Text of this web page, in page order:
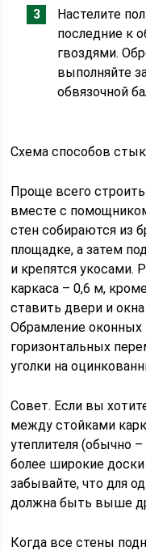
Настелите
последние к
гвоздями.
выполняйте
обвязочной
Схема способов
Проще всего
вместе с
стен собираются из
площадке, а затем
и крепятся укосами.
каркаса – 0,6 м,
ставить двери и
Обрамление
горизонтальных
уголки на
Совет. Если вы
между стойками
утеплителя (обычно
более широкие
забывайте, что для
должна быть выше
Когда все стены